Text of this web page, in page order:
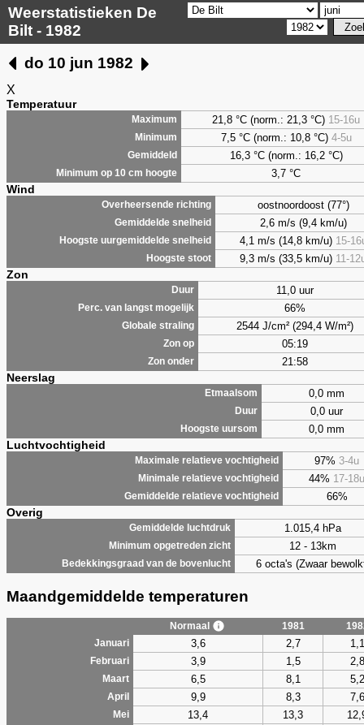
Weerstatistieken De
Bilt - 1982
do 10 jun 1982
X
Temperatuur
Maximum 21,8 °C (norm.: 21,3 °C) 15-16u
Minimum 7,5°C (norm.: 10,8 °C) 4-5u
Gemiddeld 16,3 °C (norm.: 16,2 °C)
Minimum op 10 cm hoogte 3,7 °C
Wind
Overheersende richting oostnoordoost (77°)
Gemiddelde snelheid 2,6 m/s (9,4 km/u)
Hoogste uurgemiddelde snelheid 4,1 m/s (14,8 km/u) 15-
Hoogste stoot 9,3 m/s (33,5 km/u) 11-
Zon
Duur 11,0 uur
Perc. van langst mogelijk 66%
Globale straling 2544 J/cm² (294,4 W/m²)
Zon op 05:19
Zon onder 21:58
Neerslag
Etmaalsom 0,0 mm
Duur 0,0 uur
Hoogste uursom 0,0 mm
Luchtvochtigheid
Maximale relatieve vochtigheid 97% 3-4u
Minimale relatieve vochtigheid 44% 17-18u
Gemiddelde relatieve vochtigheid 66%
Overig
Gemiddelde luchtdruk 1.015,4 hPa
Minimum opgetreden zicht 12 - 13km
Bedekkingsgraad van de bovenlucht 6 octa's (Zwaar
Maandgemiddelde temperaturen
Normaal 1981
Januari
3,6 2,7 1,1
Februari 3,9 1,5 2,8
Maart 6,5 8,1 5,2
April 9,9 8,3 7,6
Mei 13,4 13,3